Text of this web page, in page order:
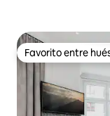
Favorito entre
Favorito entre